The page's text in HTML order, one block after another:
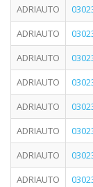
ADRIAUTO
ADRIAUTO
ADRIAUTO
ADRIAUTO
ADRIAUTO
ADRIAUTO
ADRIAUTO
ADRIAUTO